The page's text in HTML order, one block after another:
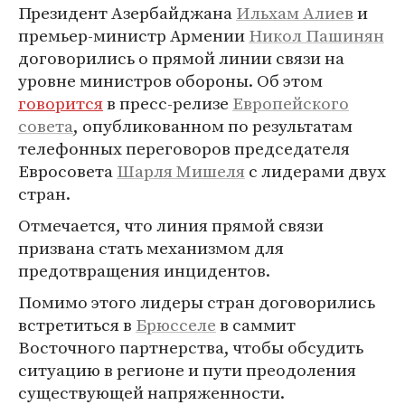
Президент АзербайджанаИльхам Алиеви
премьер-министр АрменииНикол Пашинян
договорились о прямой линии связи на
уровне министров обороны. Об этом
говоритсяв пресс-релизе Европейского
совета, опубликованном по результатам
телефонных переговоров председателя
ЕвросоветаШарля Мишеля с лидерами двух
стран.
Отмечается, что линия прямой связи
призвана стать механизмом для
предотвращения инцидентов.
Помимо этого лидеры стран договорились
встретиться в Брюсселев саммит
Восточного партнерства, чтобы обсудить
ситуацию в регионе и пути преодоления
существующей напряженности.